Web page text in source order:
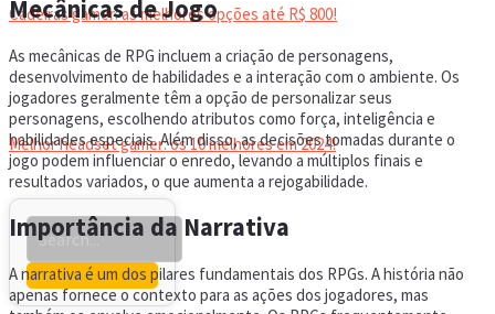
Cadeiras gamer: as melhores opções até R$ 800!
HEADSET
Melhor headset gamer: os 10 melhores em 2024!
Mecânicas de Jogo
As mecânicas de RPG incluem a criação de personagens,
desenvolvimento de habilidades e a interação com o ambiente. Os
jogadores geralmente têm a opção de personalizar seus
personagens, escolhendo atributos como força, inteligência e
habilidades especiais. Além disso, as decisões tomadas durante o
jogo podem influenciar o enredo, levando a múltiplos finais e
resultados variados, o que aumenta a rejogabilidade.
Importância da Narrativa
A narrativa é um dos pilares fundamentais dos RPGs. A história não
apenas fornece o contexto para as ações dos jogadores, mas